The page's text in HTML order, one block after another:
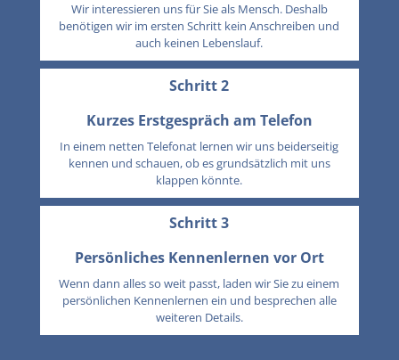
Wir interessieren uns für Sie als Mensch. Deshalb
benötigen wir im ersten Schritt kein Anschreiben und
auch keinen Lebenslauf.
Schritt 2
Kurzes Erstgespräch am Telefon
In einem netten Telefonat lernen wir uns beiderseitig
kennen und schauen, ob es grundsätzlich mit uns
klappen könnte.
Schritt 3
Persönliches Kennenlernen vor Ort
Wenn dann alles so weit passt, laden wir Sie zu einem
persönlichen Kennenlernen ein und besprechen alle
weiteren Details.